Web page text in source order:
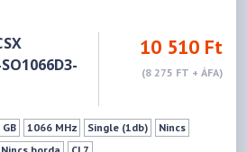
10 510 Ft
(8 275 FT + ÁFA)
GB 1066 MHz Single (1db)
Nincs
Nincs borda
CL7